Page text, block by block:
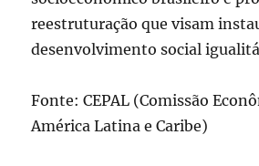
reestruturação que visam
desenvolvimento social
Fonte: CEPAL (Comissão
América Latina e Caribe)